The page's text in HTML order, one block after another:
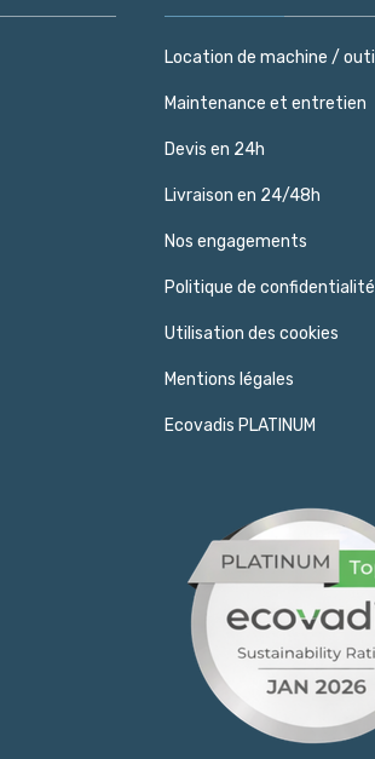
Location de machine / outil
Maintenance et entretien
Devis en 24h
Livraison en 24/48h
Nos engagements
Politique de confidentialité
Utilisation des cookies
Mentions légales
Ecovadis PLATINUM